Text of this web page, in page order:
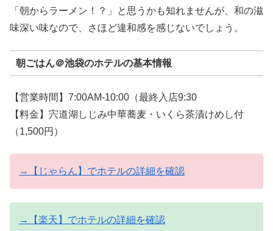
「朝からラーメン！？」と思うかも知れませんが、和の滋
味深い味なので、さほど違和感を感じないでしょう。
朝ごはん＠池袋のホテルの基本情報
【営業時間】7:00AM-10:00（最終入店9:30
【料金】宍道湖しじみ中華蕎麦・いくら茶漬けめし付
（1,500円）
→【じゃらん】でホテルの詳細を確認
→【楽天】でホテルの詳細を確認